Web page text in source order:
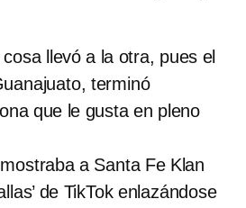
llevó a la otra, pues el
terminó
que le gusta en pleno
a Santa Fe Klan
de TikTok enlazándose